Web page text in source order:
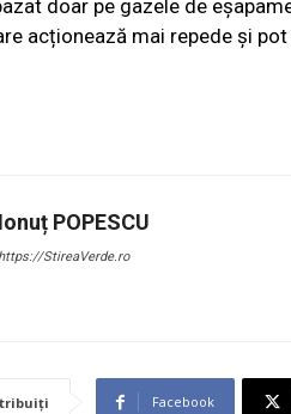
doar pe gazele de
acționează mai repede și
Ionuț POPESCU
https://StireaVerde.ro
Facebook